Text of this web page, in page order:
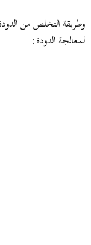
وطريقة التخلص من
لمعالجة الدودة: